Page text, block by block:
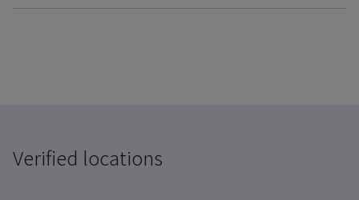
Verified locations